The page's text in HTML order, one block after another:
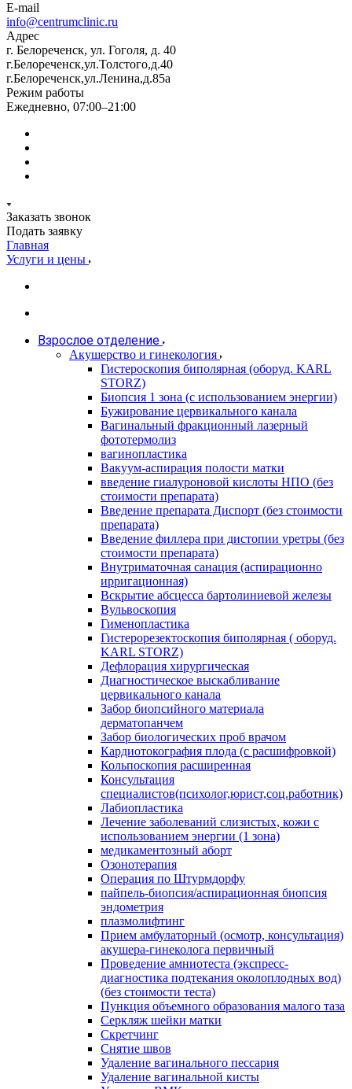
E-mail
info@centrumclinic.ru
Адрес
г. Белореченск, ул. Гоголя, д. 40
г.Белореченск,ул.Толстого,д.40
г.Белореченск,ул.Ленина,д.85а
Режим работы
Ежедневно, 07:00–21:00
Заказать звонок
Подать заявку
Главная
Услуги и цены
Взрослое отделение
Акушерство и гинекология
Гистероскопия биполярная (оборуд. KARL
STORZ)
Биопсия 1 зона (с использованием энергии)
Бужирование цервикального канала
Вагинальный фракционный лазерный
фототермолиз
вагинопластика
Вакуум-аспирация полости матки
введение гиалуроновой кислоты НПО (без
стоимости препарата)
Введение препарата Диспорт (без стоимости
препарата)
Введение филлера при дистопии уретры (без
стоимости препарата)
Внутриматочная санация (аспирационно
ирригационная)
Вскрытие абсцесса бартолиниевой железы
Вульвоскопия
Гименопластика
Гистерорезектоскопия биполярная ( оборуд.
KARL STORZ)
Дефлорация хирургическая
Диагностическое выскабливание
цервикального канала
Забор биопсийного материала
дерматопанчем
Забор биологических проб врачом
Кардиотокография плода (с расшифровкой)
Кольпоскопия расширенная
Консультация
специалистов(психолог,юрист,соц.работник)
Лабиопластика
Лечение заболеваний слизистых, кожи с
использованием энергии (1 зона)
медикаментозный аборт
Озонотерапия
Операция по Штурмдорфу
пайпель-биопсия/аспирационная биопсия
эндометрия
плазмолифтинг
Прием амбулаторный (осмотр, консультация)
акушера-гинеколога первичный
Проведение амниотеста (экспресс-
диагностика подтекания околоплодных вод)
(без стоимости теста)
Пункция объемного образования малого таза
Серкляж шейки матки
Скретчинг
Снятие швов
Удаление вагинального пессария
Удаление вагинальной кисты